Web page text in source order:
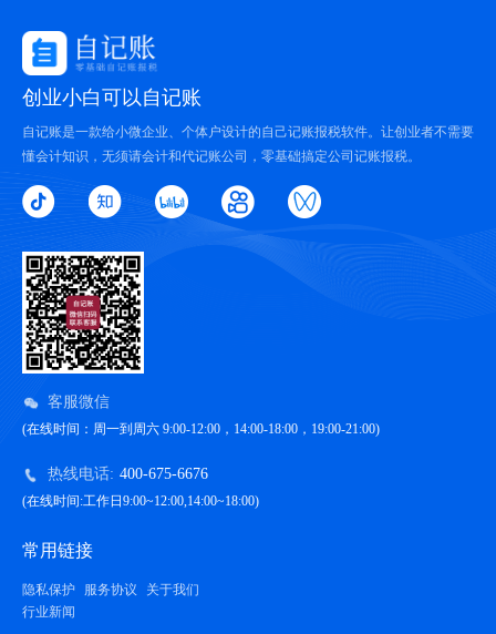
创业小白可以自记账
自记账是一款给小微企业、个体户设计的自己记账报税软件。让创业者不需要
懂会计知识，无须请会计和代记账公司，零基础搞定公司记账报税。
客服微信
(在线时间：周一到周六 9:00-12:00，14:00-18:00，19:00-21:00)
热线电话: 400-675-6676
(在线时间:工作日9:00~12:00,14:00~18:00)
常用链接
隐私保护 服务协议
关于我们
行业新闻